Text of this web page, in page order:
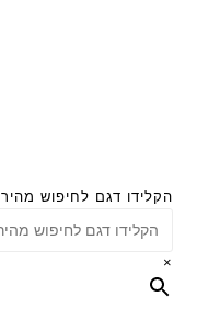
הקלידו דגם לחיפוש מהיר
×